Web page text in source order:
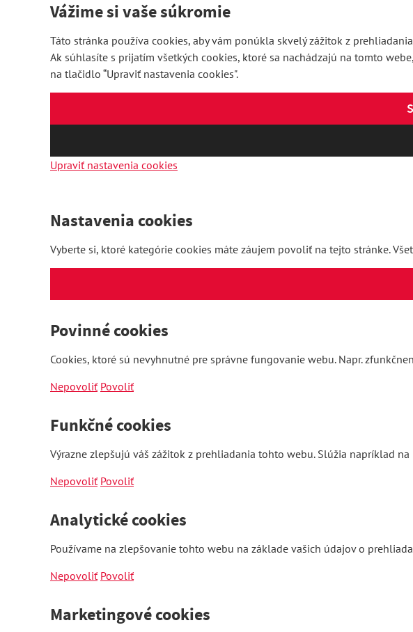
Vážime si vaše súkromie
Táto stránka používa cookies, aby vám ponúkla skvelý zážitok z
Ak súhlasíte s prijatím všetkých cookies, ktoré sa nachádzajú na tomto
na tlačidlo “Upraviť nastavenia cookies".
Upraviť nastavenia cookies
Nastavenia cookies
Vyberte si, ktoré kategórie cookies máte záujem povoliť na tejto stránke.
Povinné cookies
Cookies, ktoré sú nevyhnutné pre správne fungovanie webu. Napr.
Nepovoliť Povoliť
Funkčné cookies
Výrazne zlepšujú váš zážitok z prehliadania tohto webu. Slúžia napríklad
Nepovoliť Povoliť
Analytické cookies
Používame na zlepšovanie tohto webu na základe vašich údajov o
Nepovoliť Povoliť
Marketingové cookies